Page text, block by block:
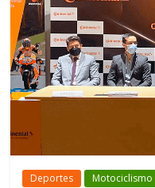
Deportes Motociclismo